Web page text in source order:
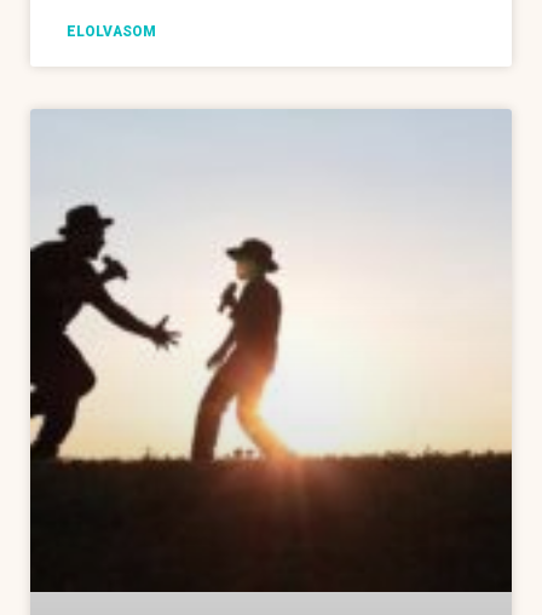
ELOLVASOM